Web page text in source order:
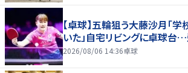
【卓球】五輪狙う大藤沙月「
いた」自宅リビングに卓球台
2026/08/06 14:36卓球